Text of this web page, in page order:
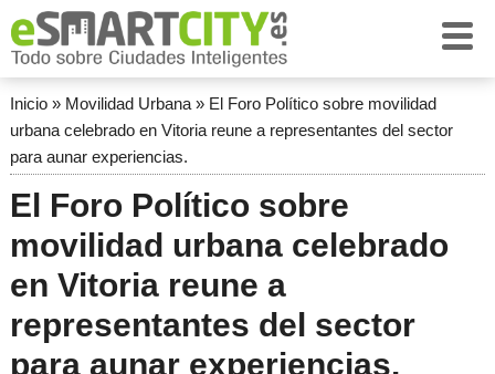
Inicio» Movilidad Urbana» El Foro Político sobre movilidad
urbana celebrado en Vitoria reune a representantes del sector
para aunar experiencias.
El Foro Político sobre
movilidad urbana celebrado
en Vitoria reune a
representantes del sector
para aunar experiencias.